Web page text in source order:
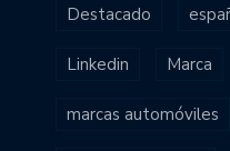
Destacado
Linkedin Marca
marcas automóviles